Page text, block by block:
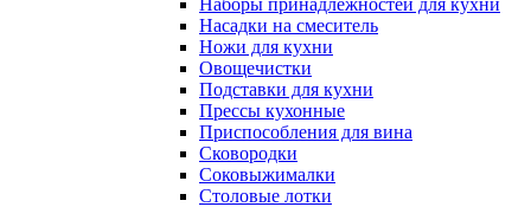
Наборы принадлежностей для кухни
Насадки на смеситель
Ножи для кухни
Овощечистки
Подставки для кухни
Прессы кухонные
Приспособления для вина
Сковородки
Соковыжималки
Столовые лотки